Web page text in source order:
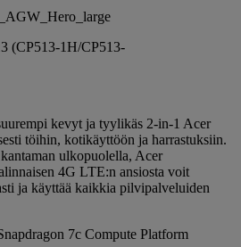
(CP513-1H/CP513-
kevyt ja tyylikäs 2-in-1 Acer
töihin, kotikäyttöön ja harrastuksiin.
ulkopuolella, Acer
4G LTE:n ansiosta voit
ja käyttää kaikkia pilvipalveluiden